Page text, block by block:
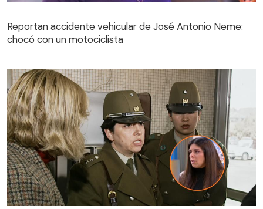
Reportan accidente vehicular de José Antonio Neme:
chocó con un motociclista